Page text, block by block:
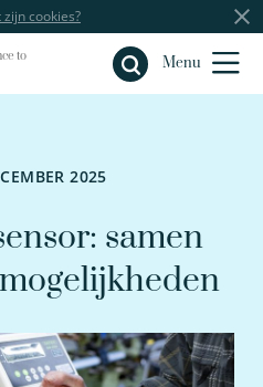
zijn cookies?
to
Menu
Sluiten
2025
samen